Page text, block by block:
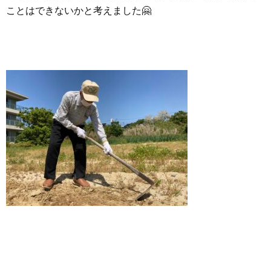
ことはできないかと考えました🤗